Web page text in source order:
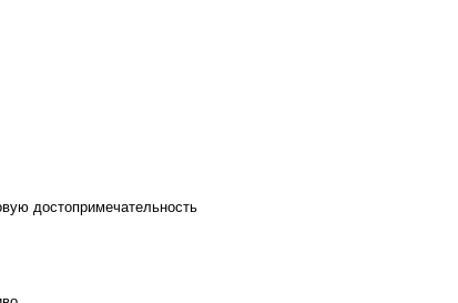
достопримечательность